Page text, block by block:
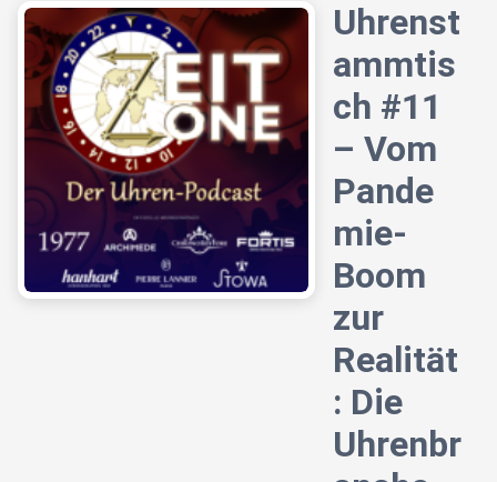
Uhrenst
ammtis
ch #11
– Vom
Pande
mie-
Boom
zur
Realität
: Die
Uhrenbr